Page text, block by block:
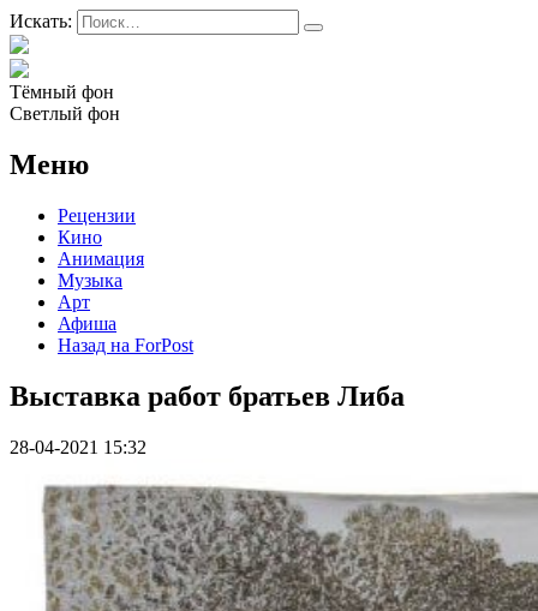
Искать:
Тёмный фон
Светлый фон
Меню
Рецензии
Кино
Анимация
Музыка
Арт
Афиша
Назад на ForPost
Выставка работ братьев Либа
28-04-2021 15:32